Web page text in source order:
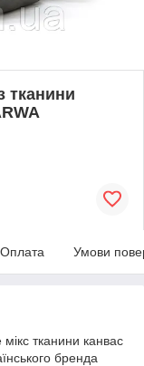
тканини
Оплата Умови
тканини канваc
бренда